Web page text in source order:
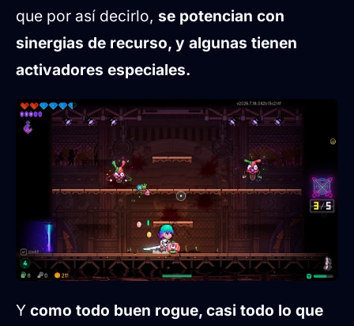
que por así decirlo, se potencian con
sinergias de recurso, y algunas tienen
activadores especiales.
Y como todo buen rogue, casi todo lo que